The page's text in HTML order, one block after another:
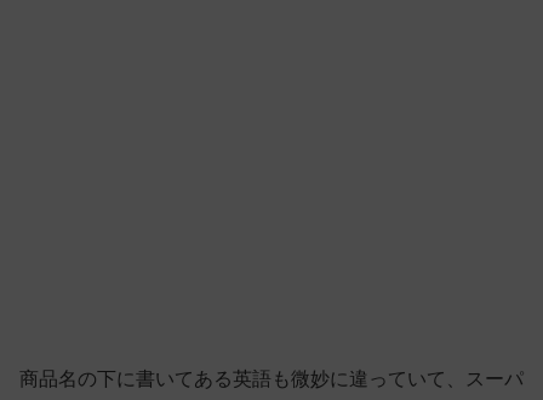
商品名の下に書いてある英語も微妙に違っていて、スーパ